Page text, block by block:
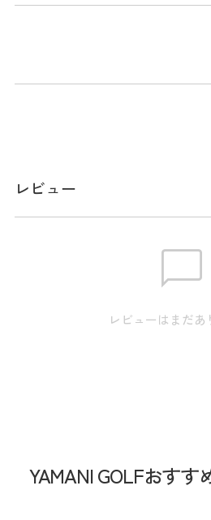
商品説明
で、快適な着用感を提供します。
59cmの七分丈です。 OWHのみ裏地
メーカー品番：THLA626
【S】裾幅:15.0cm / ウエスト
/ 股上:25.0cm / 股下:61.0cm
レビュー
レビューはまだあ
YAMANI GOLFおすす